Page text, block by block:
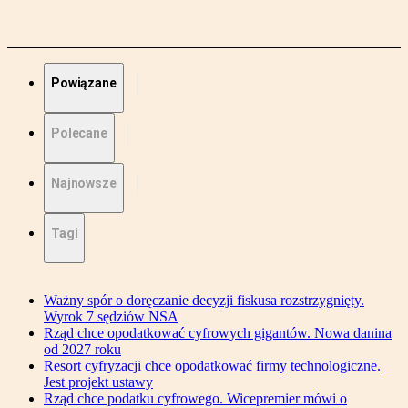
Powiązane
Polecane
Najnowsze
Tagi
Ważny spór o doręczanie decyzji fiskusa rozstrzygnięty.
Wyrok 7 sędziów NSA
Rząd chce opodatkować cyfrowych gigantów. Nowa danina
od 2027 roku
Resort cyfryzacji chce opodatkować firmy technologiczne.
Jest projekt ustawy
Rząd chce podatku cyfrowego. Wicepremier mówi o